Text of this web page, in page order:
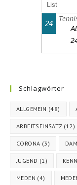
List
24
Schlagwörter
ALLGEMEIN (48)
ARBEITSEINSATZ(12)
CORONA (3)
JUGEND (1)
MEDEN (4)